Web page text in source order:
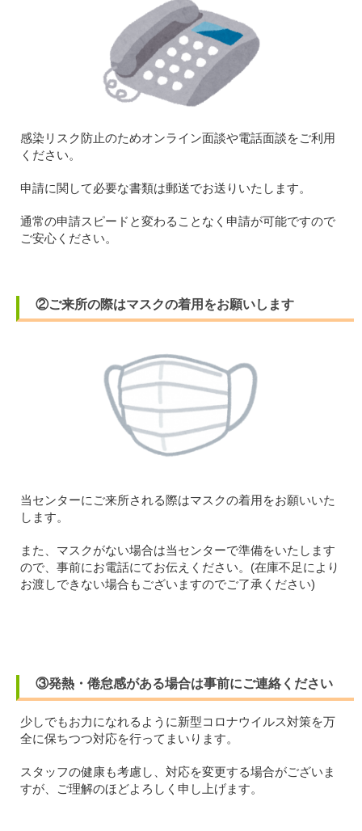
感染リスク防止のためオンライン面談や電話面談をご利用
ください。
申請に関して必要な書類は郵送でお送りいたします。
通常の申請スピードと変わることなく申請が可能ですので
ご安心ください。
②ご来所の際はマスクの着用をお願いします
当センターにご来所される際はマスクの着用をお願いいた
します。
また、マスクがない場合は当センターで準備をいたします
ので、事前にお電話にてお伝えください。(在庫不足により
お渡しできない場合もございますのでご了承ください)
③発熱・倦怠感がある場合は事前にご連絡ください
少しでもお力になれるように新型コロナウイルス対策を万
全に保ちつつ対応を行ってまいります。
スタッフの健康も考慮し、対応を変更する場合がございま
すが、ご理解のほどよろしく申し上げます。